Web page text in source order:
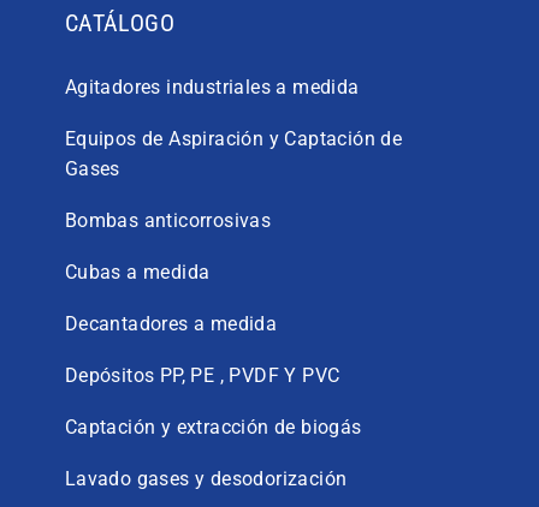
CATÁLOGO
Agitadores industriales a medida
Equipos de Aspiración y Captación de
Gases
Bombas anticorrosivas
Cubas a medida
Decantadores a medida
Depósitos PP, PE , PVDF Y PVC
Captación y extracción de biogás
Lavado gases y desodorización